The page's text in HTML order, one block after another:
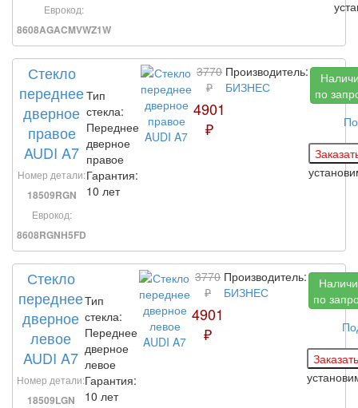
Еврокод:
8608AGACMVWZ1W
Стекло
переднее
дверное
правое
AUDI A7
Номер детали:
18509RGN
Еврокод:
8608RGNH5FD
Тип
стекла:
Переднее
дверное
правое
Гарантия:
10 лет
3770
₽
4901
₽
Производитель:
БИЗНЕС
по
Стекло
переднее
дверное
левое
AUDI A7
Номер детали:
18509LGN
Тип
стекла:
Переднее
дверное
левое
Гарантия:
10 лет
3770
₽
4901
₽
Производитель:
БИЗНЕС
по